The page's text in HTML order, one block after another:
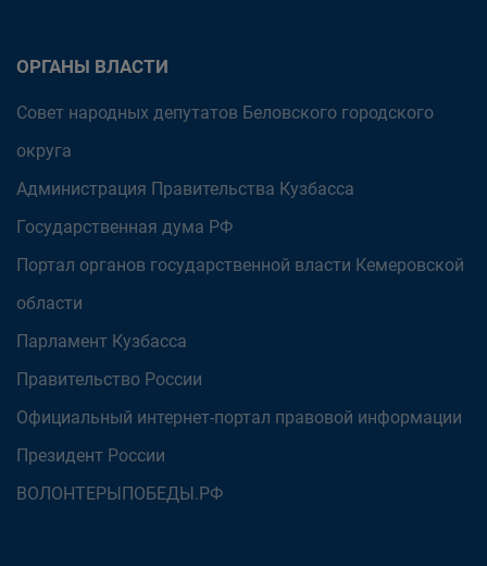
ОРГАНЫ ВЛАСТИ
Совет народных депутатов Беловского городского
округа
Администрация Правительства Кузбасса
Государственная дума РФ
Портал органов государственной власти Кемеровской
области
Парламент Кузбасса
Правительство России
Официальный интернет-портал правовой информации
Президент России
ВОЛОНТЕРЫПОБЕДЫ.РФ